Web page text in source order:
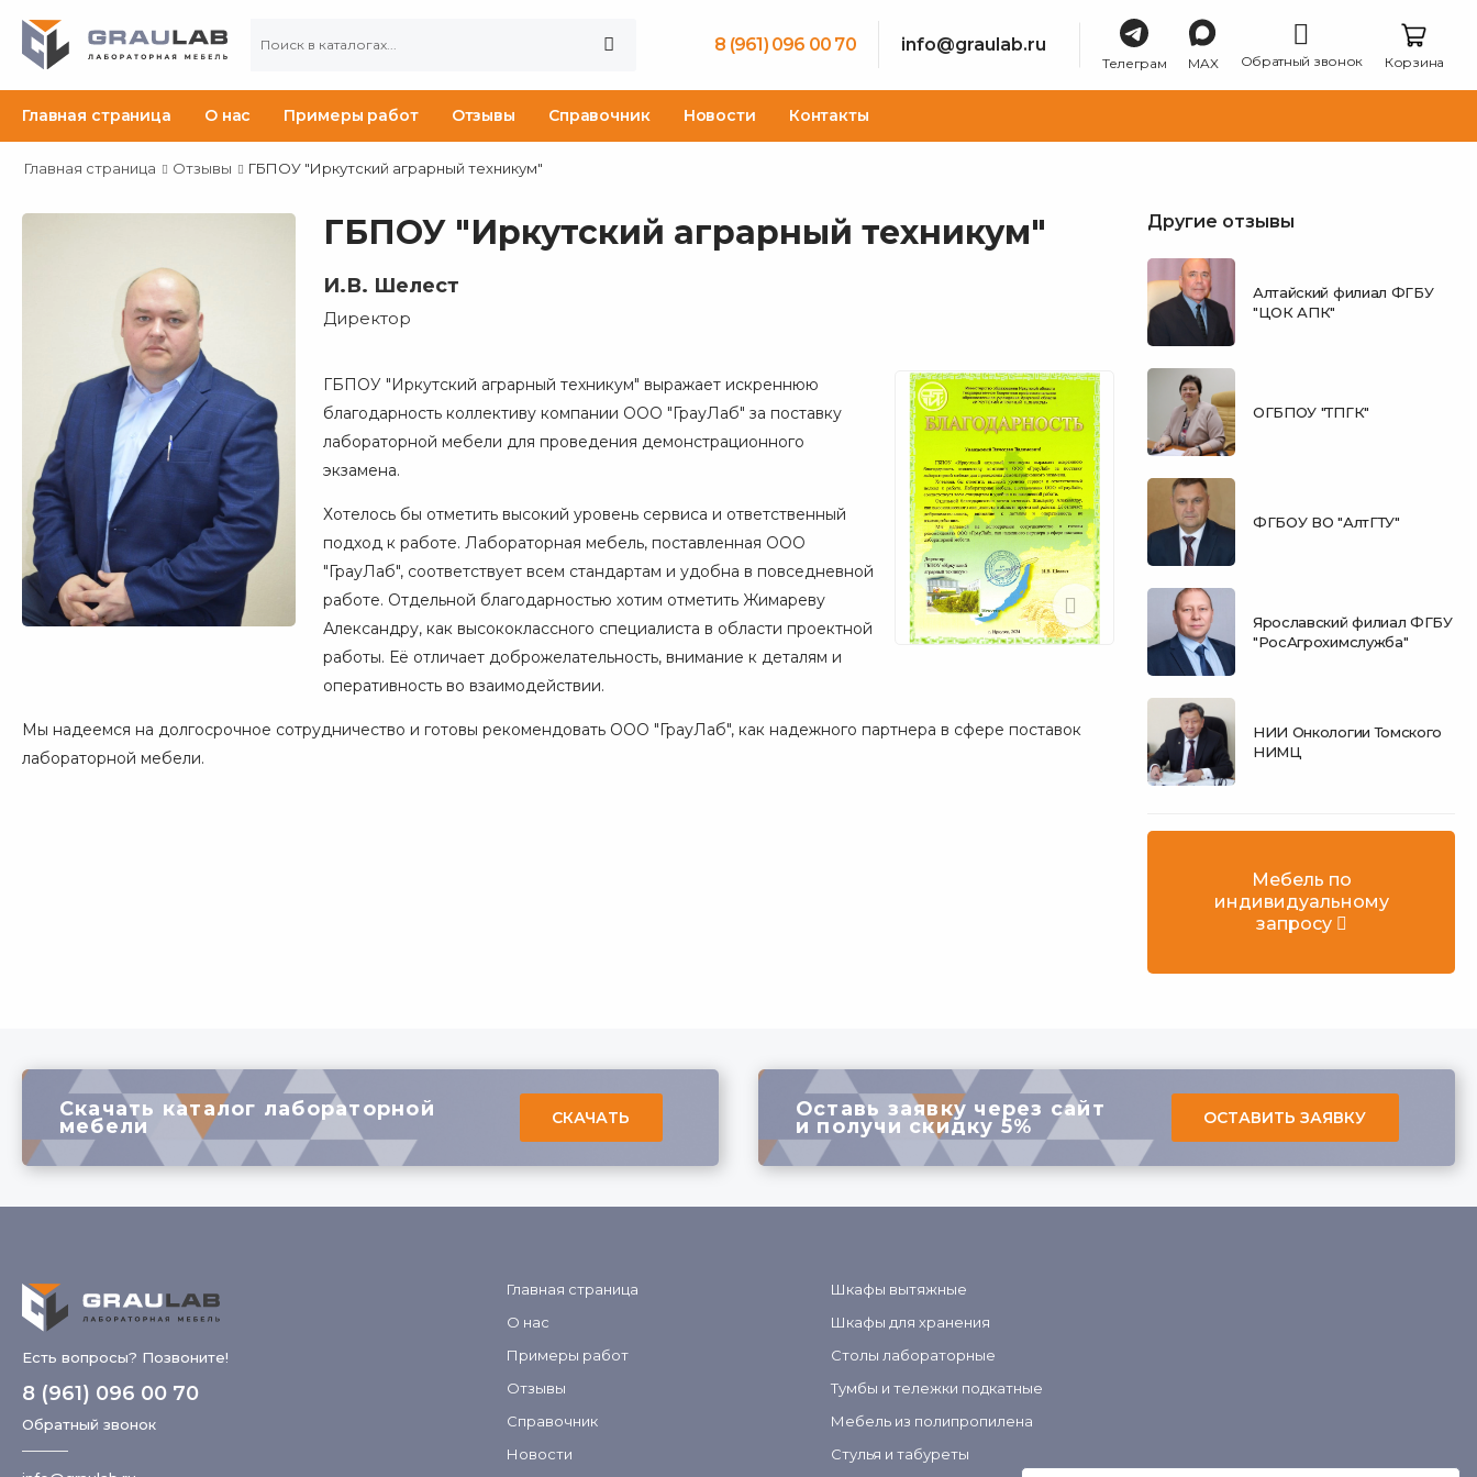
8 (961) 096 00 70 info@graulab.ru
Телеграм MAX Обратный звонок Корзина
Главная страница О нас Примеры работ Отзывы Справочник Новости Контакты
Главная страница Отзывы ГБПОУ "Иркутский аграрный техникум"
ГБПОУ "Иркутский аграрный техникум"
И.В. Шелест
Директор
ГБПОУ "Иркутский аграрный техникум" выражает искреннюю
благодарность коллективу компании ООО "ГрауЛаб" за поставку
лабораторной мебели для проведения демонстрационного
экзамена.
Хотелось бы отметить высокий уровень сервиса и ответственный
подход к работе. Лабораторная мебель, поставленная ООО
"ГрауЛаб", соответствует всем стандартам и удобна в повседневной
работе. Отдельной благодарностью хотим отметить Жимареву
Александру, как высококлассного специалиста в области проектной
работы. Её отличает доброжелательность, внимание к деталям и
оперативность во взаимодействии.
Мы надеемся на долгосрочное сотрудничество и готовы рекомендовать ООО "ГрауЛаб", как надежного партнера в сфере поставок
лабораторной мебели.
Другие отзывы
Алтайский филиал ФГБУ
"ЦОК АПК"
ОГБПОУ "ТПГК"
ФГБОУ ВО "АлтГТУ"
Ярославский филиал ФГБУ
"РосАгрохимслужба"
НИИ Онкологии Томского
НИМЦ
Мебель по
индивидуальному
запросу
Скачать каталог лабораторной
мебели СКАЧАТЬ Оставь заявку через сайт
и получи скидку 5% ОСТАВИТЬ ЗАЯВКУ
Есть вопросы? Позвоните!
8 (961) 096 00 70
Обратный звонок
Главная страница
О нас
Примеры работ
Отзывы
Справочник
Новости
Шкафы вытяжные
Шкафы для хранения
Столы лабораторные
Тумбы и тележки подкатные
Мебель из полипропилена
Стулья и табуреты